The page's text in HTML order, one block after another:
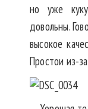
но уже
довольны.
высокое
Простои из-